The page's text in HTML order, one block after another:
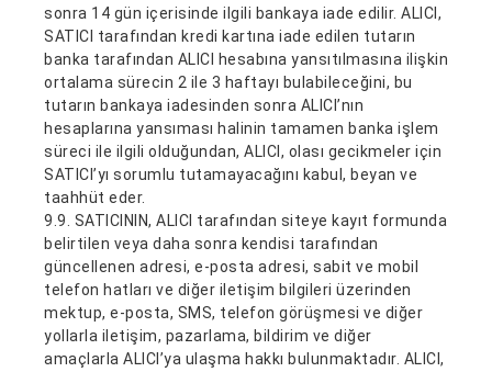
sonra 14 gün içerisinde ilgili bankaya iade edilir. ALICI,
SATICI tarafından kredi kartına iade edilen tutarın
banka tarafından ALICI hesabına yansıtılmasına ilişkin
ortalama sürecin 2 ile 3 haftayı bulabileceğini, bu
tutarın bankaya iadesinden sonra ALICI’nın
hesaplarına yansıması halinin tamamen banka işlem
süreci ile ilgili olduğundan, ALICI, olası gecikmeler için
SATICI’yı sorumlu tutamayacağını kabul, beyan ve
taahhüt eder.
9.9. SATICININ, ALICI tarafından siteye kayıt formunda
belirtilen veya daha sonra kendisi tarafından
güncellenen adresi, e-posta adresi, sabit ve mobil
telefon hatları ve diğer iletişim bilgileri üzerinden
mektup, e-posta, SMS, telefon görüşmesi ve diğer
yollarla iletişim, pazarlama, bildirim ve diğer
amaçlarla ALICI’ya ulaşma hakkı bulunmaktadır. ALICI,